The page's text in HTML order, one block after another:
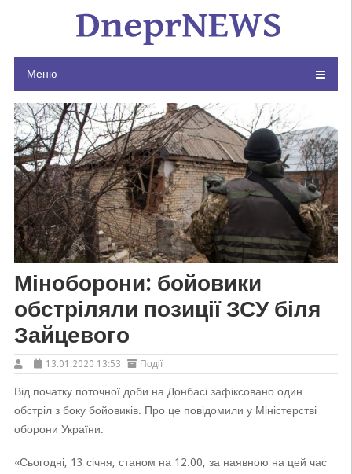
Меню
Міноборони: бойовики
обстріляли позиції ЗСУ біля
Зайцевого
13.01.2020 13:53 Події
Від початку поточної доби на Донбасі зафіксовано один
обстріл з боку бойовиків. Про це повідомили у Міністерстві
оборони України.
«Сьогодні, 13 січня, станом на 12.00, за наявною на цей час